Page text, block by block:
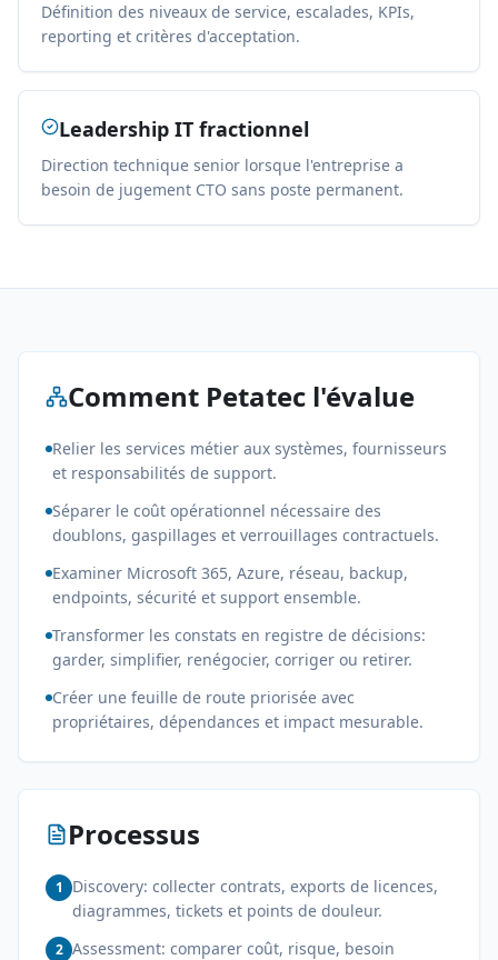
Définition des niveaux de service, escalades, KPIs,
reporting et critères d'acceptation.
Leadership IT fractionnel
Direction technique senior lorsque l'entreprise a
besoin de jugement CTO sans poste permanent.
Comment Petatec l'évalue
Relier les services métier aux systèmes, fournisseurs
et responsabilités de support.
Séparer le coût opérationnel nécessaire des
doublons, gaspillages et verrouillages contractuels.
Examiner Microsoft 365, Azure, réseau, backup,
endpoints, sécurité et support ensemble.
Transformer les constats en registre de décisions:
garder, simplifier, renégocier, corriger ou retirer.
Créer une feuille de route priorisée avec
propriétaires, dépendances et impact mesurable.
Processus
1
Discovery: collecter contrats, exports de licences,
diagrammes, tickets et points de douleur.
2 Assessment: comparer coût, risque, besoin